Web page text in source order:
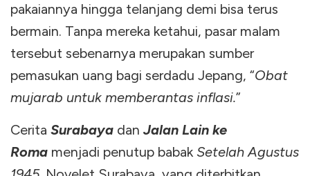
pakaiannya hingga telanjang demi bisa terus
bermain. Tanpa mereka ketahui, pasar malam
tersebut sebenarnya merupakan sumber
pemasukan uang bagi serdadu Jepang, “Obat
mujarab untuk memberantas inflasi.”
Cerita Surabaya dan Jalan Lain ke
Roma menjadi penutup babak Setelah Agustus